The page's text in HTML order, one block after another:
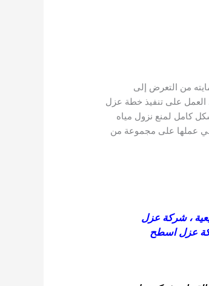
من التعرض إلى
العمل على تنفيذ خطة عزل
كامل لمنع نزول مياه
في عملها على مجموعة من
،شركة عزل
عزل اسطح